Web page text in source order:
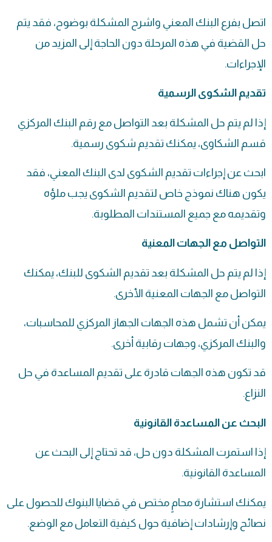
اتصل بفرع البنك المعني واشرح المشكلة بوضوح، فقد يتم
حل القضية في هذه المرحلة دون الحاجة إلى المزيد من
الإجراءات.
تقديم الشكوى الرسمية
إذا لم يتم حل المشكلة بعد التواصل مع رقم البنك المركزي
قسم الشكاوى، يمكنك تقديم شكوى رسمية.
ابحث عن إجراءات تقديم الشكوى لدى البنك المعني، فقد
يكون هناك نموذج خاص لتقديم الشكوى يجب ملؤه
وتقديمه مع جميع المستندات المطلوبة.
التواصل مع الجهات المعنية
إذا لم يتم حل المشكلة بعد تقديم الشكوى للبنك، يمكنك
التواصل مع الجهات المعنية الأخرى.
يمكن أن تشمل هذه الجهات الجهاز المركزي للمحاسبات،
والبنك المركزي، وجهات رقابية أخرى.
قد تكون هذه الجهات قادرة على تقديم المساعدة في حل
النزاع.
البحث عن المساعدة القانونية
إذا استمرت المشكلة دون حل، قد تحتاج إلى البحث عن
المساعدة القانونية.
يمكنك استشارة محامٍ مختص في قضايا البنوك للحصول على
نصائح وإرشادات إضافية حول كيفية التعامل مع الوضع.